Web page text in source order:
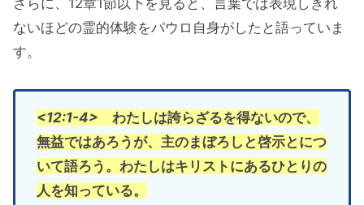
ないほどの霊的体験をパウロ自身がしたと語っていま
す。
<12:1-4> わたしは誇らざるを得ないので、
無益ではあろうが、主のまぼろしと啓示とにつ
いて語ろう。わたしはキリストにあるひとりの
人を知っている。